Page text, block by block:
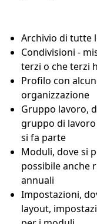
Archivio di tutte
Condivisioni -
terzi o che terzi
Profilo con
organizzazione
Gruppo lavoro,
gruppo di
si fa parte
Moduli, dove si
possibile anche
annuali
Impostazioni,
layout,